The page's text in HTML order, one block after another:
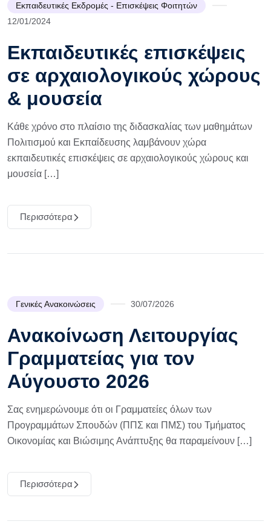
Εκπαιδευτικές Εκδρομές - Επισκέψεις Φοιτητών
12/01/2024
Εκπαιδευτικές επισκέψεις
σε αρχαιολογικούς χώρους
& μουσεία
Κάθε χρόνο στο πλαίσιο της διδασκαλίας των μαθημάτων
Πολιτισμού και Εκπαίδευσης λαμβάνουν χώρα
εκπαιδευτικές επισκέψεις σε αρχαιολογικούς χώρους και
μουσεία […]
Περισσότερα
Γενικές Ανακοινώσεις 30/07/2026
Ανακοίνωση Λειτουργίας
Γραμματείας για τον
Αύγουστο 2026
Σας ενημερώνουμε ότι οι Γραμματείες όλων των
Προγραμμάτων Σπουδών (ΠΠΣ και ΠΜΣ) του Τμήματος
Οικονομίας και Βιώσιμης Ανάπτυξης θα παραμείνουν […]
Περισσότερα